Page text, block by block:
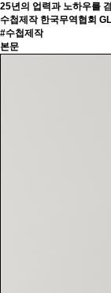
25년의 업력과 노하우를
수첩제작 한국무역협회
#수첩제작
본문